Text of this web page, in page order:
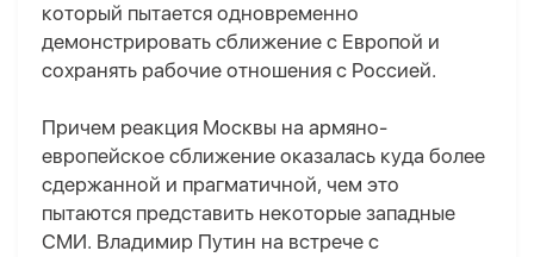
который пытается одновременно
демонстрировать сближение с Европой и
сохранять рабочие отношения с Россией.
Причем реакция Москвы на армяно-
европейское сближение оказалась куда более
сдержанной и прагматичной, чем это
пытаются представить некоторые западные
СМИ. Владимир Путин на встрече с